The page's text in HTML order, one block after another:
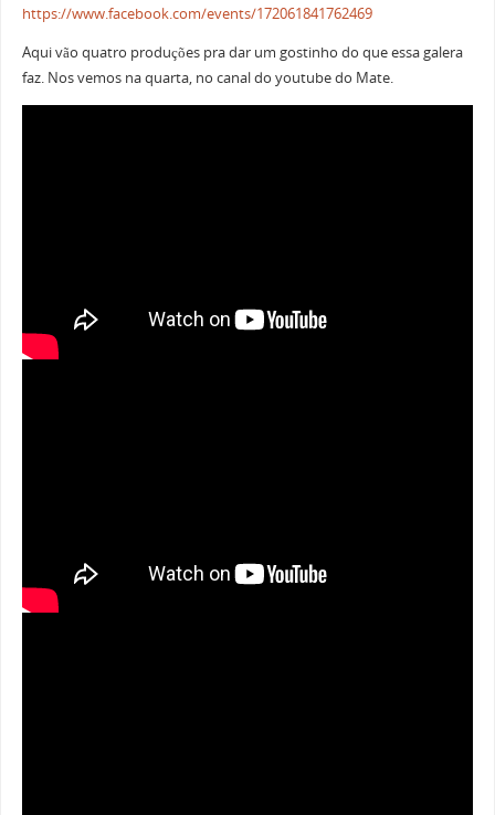
https://www.facebook.com/events/172061841762469
Aqui vão quatro produções pra dar um gostinho do que essa galera
faz. Nos vemos na quarta, no canal do youtube do Mate.